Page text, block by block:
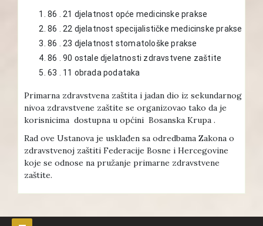
86 . 21 djelatnost opće medicinske prakse
86 . 22 djelatnost specijalističke medicinske prakse
86 . 23 djelatnost stomatološke prakse
86 . 90 ostale djelatnosti zdravstvene zaštite
63 . 11 obrada podataka
Primarna zdravstvena zaštita i jadan dio iz sekundarnog
nivoa zdravstvene zaštite se organizovao tako da je
korisnicima dostupna u općini Bosanska Krupa .
Rad ove Ustanova je usklađen sa odredbama Zakona o
zdravstvenoj zaštiti Federacije Bosne i Hercegovine
koje se odnose na pružanje primarne zdravstvene
zaštite.